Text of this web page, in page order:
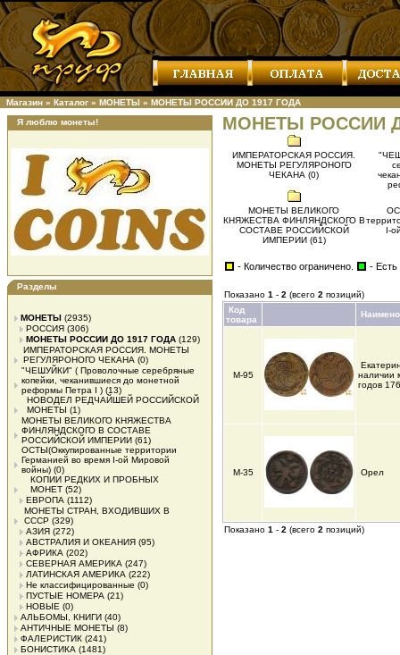
Магазин » Каталог » МОНЕТЫ » МОНЕТЫ РОССИИ ДО 1917 ГОДА
Я люблю монеты!
Разделы
МОНЕТЫ (2935)
РОССИЯ (306)
МОНЕТЫ РОССИИ ДО 1917 ГОДА (129)
ИМПЕРАТОРСКАЯ РОССИЯ. МОНЕТЫ
РЕГУЛЯРОНОГО ЧЕКАНА (0)
"ЧЕШУЙКИ" ( Проволочные серебряные
копейки, чеканившиеся до монетной
реформы Петра I ) (13)
НОВОДЕЛ РЕДЧАЙШЕЙ РОССИЙСКОЙ
МОНЕТЫ (1)
МОНЕТЫ ВЕЛИКОГО КНЯЖЕСТВА
ФИНЛЯНДСКОГО В СОСТАВЕ
РОССИЙСКОЙ ИМПЕРИИ (61)
ОСТЫ(Оккупированные территории
Германией во время I-ой Мировой
войны) (0)
КОПИИ РЕДКИХ И ПРОБНЫХ
МОНЕТ (52)
ЕВРОПА (1112)
МОНЕТЫ СТРАН, ВХОДИВШИХ В
СССР (329)
АЗИЯ (272)
АВСТРАЛИЯ И ОКЕАНИЯ (95)
АФРИКА (202)
СЕВЕРНАЯ АМЕРИКА (247)
ЛАТИНСКАЯ АМЕРИКА (222)
Не классифицированные (0)
ПУСТЫЕ НОМЕРА (21)
НОВЫЕ (0)
АЛЬБОМЫ, КНИГИ (40)
АНТИЧНЫЕ МОНЕТЫ (8)
ФАЛЕРИСТИК (241)
БОНИСТИКА (1481)
МОНЕТЫ РОССИИ
ИМПЕРАТОРСКАЯ РОССИЯ.
МОНЕТЫ РЕГУЛЯРОНОГО
ЧЕКАНА (0)
МОНЕТЫ ВЕЛИКОГО
КНЯЖЕСТВА ФИНЛЯНДСКОГО В
СОСТАВЕ РОССИЙСКОЙ
ИМПЕРИИ (61)
I-
- Количество ограничено. - Есть
Показано 1 - 2 (всего 2 позиций)
Код
товара
М-95
наличии
годов
М-35 Орел
Показано 1 - 2 (всего 2 позиций)